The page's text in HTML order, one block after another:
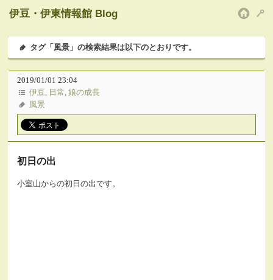
伊豆・伊東情報館 Blog
タグ「風景」の検索結果は以下のとおりです。
2019/01/01 23:04
伊豆, 日常,娘の成長
風景
初日の出
小室山からの初日の出です。